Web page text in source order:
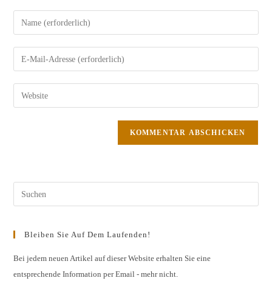
Gib
deinen
oder
Benutzernamen
Gib
deine
Mail-
Gib
deine
Bleiben Sie Auf Dem Laufenden!
Bei jedem neuen Artikel auf dieser Website erhalten Sie eine
entsprechende Information per Email - mehr nicht.